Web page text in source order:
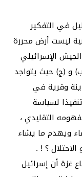
في التفكير
ليست أرض محررة
الإسرائيلي
و (ج) حيث يتواجد
وقرية في
لسياسة
التقليدي ،
ويهدم ما يشاء
؟ ! .
غزة أن إسرائيل